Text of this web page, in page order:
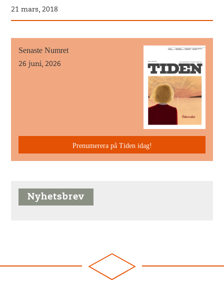
21 mars, 2018
Senaste Numret
26 juni, 2026
Prenumerera på Tiden idag!
Nyhetsbrev